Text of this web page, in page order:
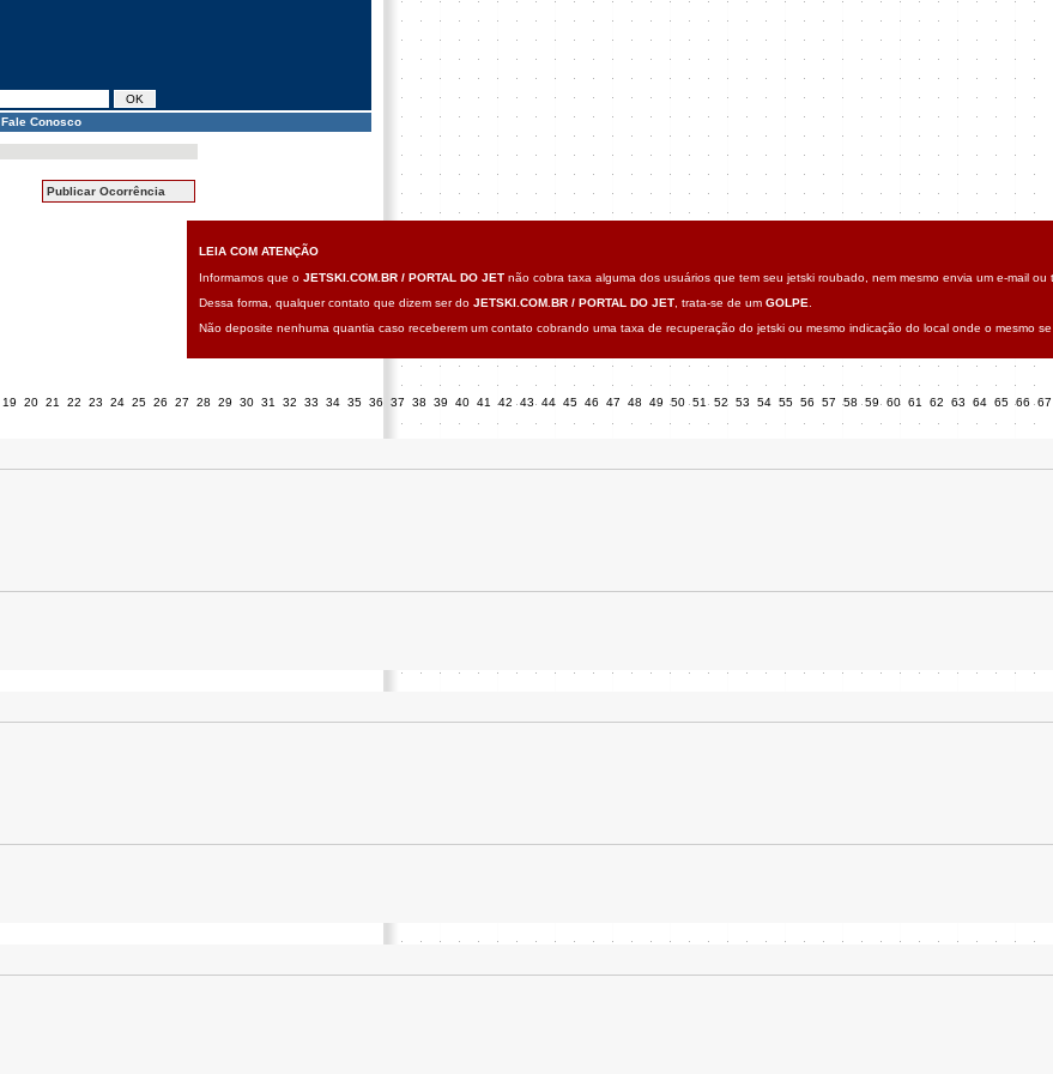
Fale Conosco
Publicar Ocorrência
LEIA COM ATENÇÃO
Informamos que o JETSKI.COM.BR / PORTAL DO JETnão cobra taxa alguma dos usuários que tem seu jetski roubado, nem mesmo envia um e-mail
Dessa forma, qualquer contato que dizem ser do JETSKI.COM.BR / PORTAL DO JET, trata-se de um GOLPE
Não deposite nenhuma quantia caso receberem um contato cobrando uma taxa de recuperação do jetski ou mesmo indicação do local onde o mesmo
19 20 21 22 23 24 25 26 27 28 29 30 31 32 33 34 35 36 37 38 39 40 41 42 43 44 45 46 47 48 49 50 51 52 53 54 55 56 57 58 59 60 61 62 63 64 65 66